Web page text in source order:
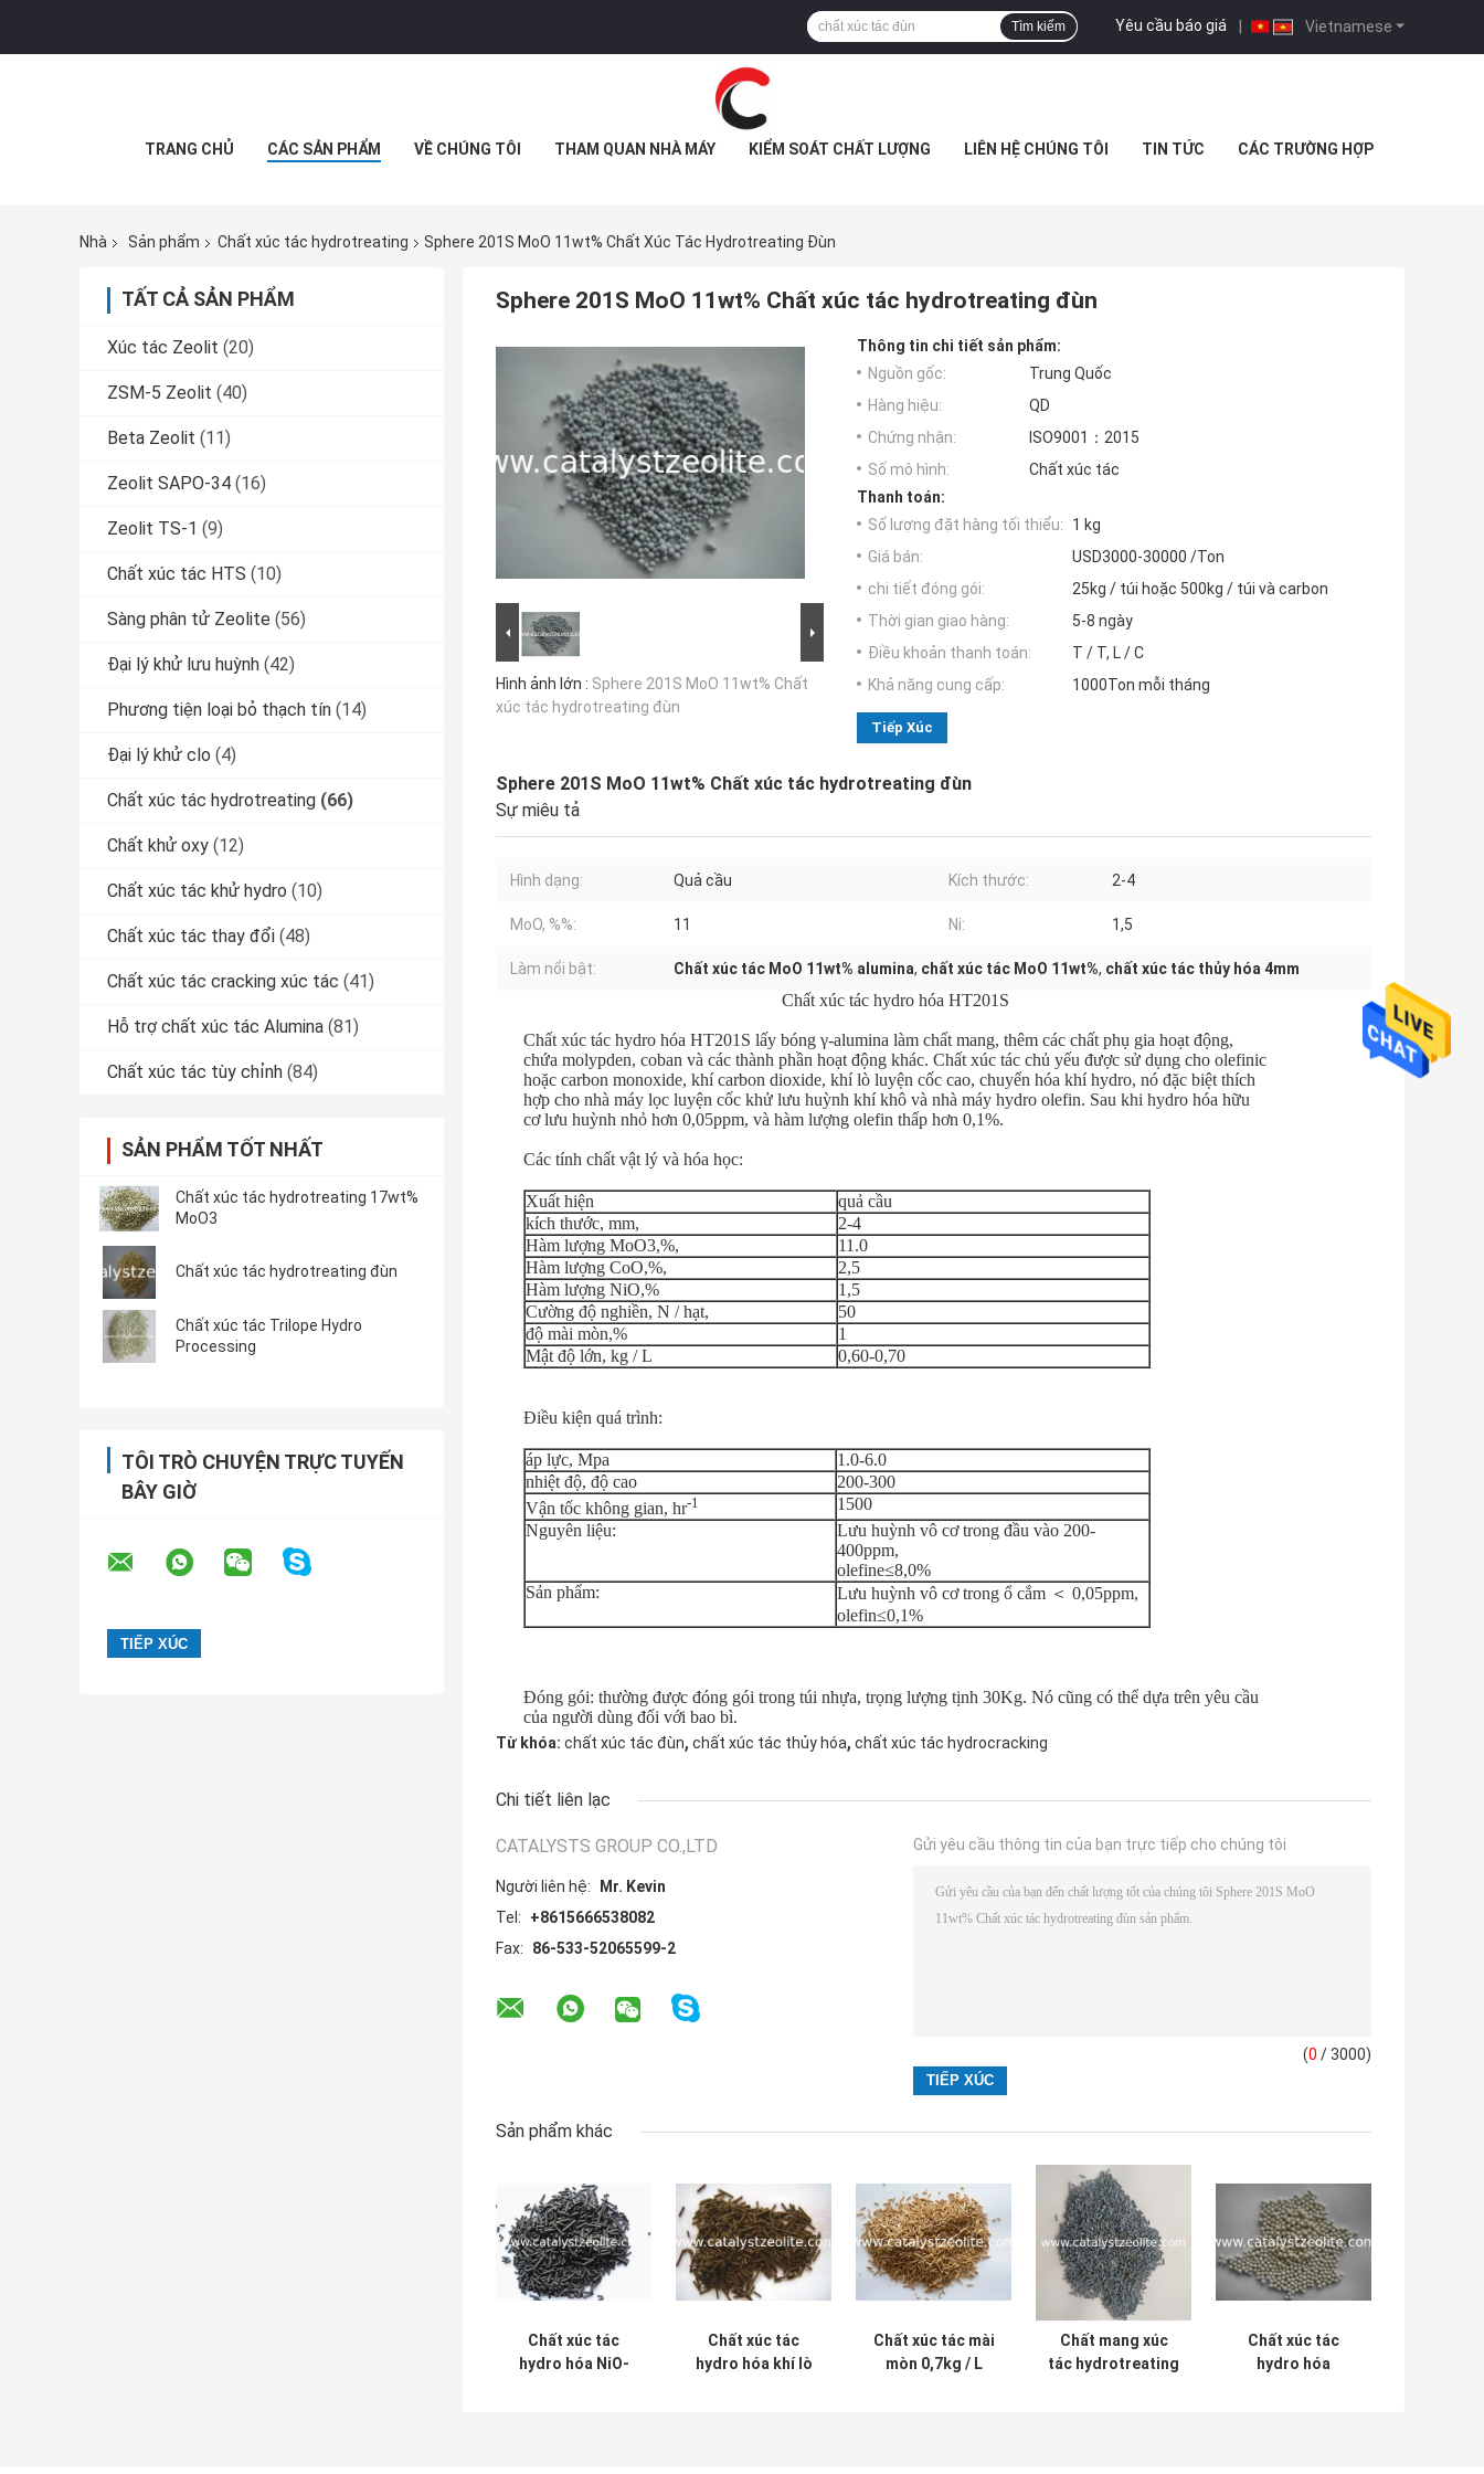
Vietnamese
Yêu cầu báo giá |
Tìm kiếm
TRANG CHỦ CÁC SẢN PHẨM VỀ CHÚNG TÔI THAM QUAN NHÀ MÁY KIỂM SOÁT CHẤT LƯỢNG LIÊN HỆ CHÚNG TÔI TIN TỨC CÁC TRƯỜNG HỢP
Nhà Sản phẩm Chất xúc tác hydrotreating Sphere 201S MoO 11wt% Chất Xúc Tác Hydrotreating Đùn
TẤT CẢ SẢN PHẨM
Xúc tác Zeolit (20)
ZSM-5 Zeolit (40)
Beta Zeolit (11)
Zeolit ​​SAPO-34 (16)
Zeolit ​​TS-1 (9)
Chất xúc tác HTS (10)
Sàng phân tử Zeolite (56)
Đại lý khử lưu huỳnh (42)
Phương tiện loại bỏ thạch tín (14)
Đại lý khử clo (4)
Chất xúc tác hydrotreating (66)
Chất khử oxy (12)
Chất xúc tác khử hydro (10)
Chất xúc tác thay đổi (48)
Chất xúc tác cracking xúc tác (41)
Hỗ trợ chất xúc tác Alumina (81)
Chất xúc tác tùy chỉnh (84)
SẢN PHẨM TỐT NHẤT
Chất xúc tác hydrotreating 17wt%
MoO3
Chất xúc tác hydrotreating đùn
Chất xúc tác Trilope Hydro
Processing
TÔI TRÒ CHUYỆN TRỰC TUYẾN
BÂY GIỜ
Sphere 201S MoO 11wt% Chất xúc tác hydrotreating đùn
Hình ảnh lớn : Sphere 201S MoO 11wt% Chất
xúc tác hydrotreating đùn
Thông tin chi tiết sản phẩm:
Nguồn gốc:
Trung Quốc
Hàng hiệu:
QD
Chứng nhận:
ISO9001：2015
Số mô hình:
Chất xúc tác
Thanh toán:
Số lượng đặt hàng tối thiểu:
1 kg
Giá bán:
USD3000-30000 /Ton
chi tiết đóng gói:
25kg / túi hoặc 500kg / túi và carbon
Thời gian giao hàng:
5-8 ngày
Điều khoản thanh toán:
T / T, L / C
Khả năng cung cấp:
1000Ton mỗi tháng
Tiếp Xúc
Sphere 201S MoO 11wt% Chất xúc tác hydrotreating đùn
Sự miêu tả
Hình dạng: Quả cầu Kích thước: 2-4
MoO, %%: 11 Ni: 1,5
Làm nổi bật: Chất xúc tác MoO 11wt% alumina, chất xúc tác MoO 11wt%, chất xúc tác thủy hóa 4mm
Chất xúc tác hydro hóa HT201S
Chất xúc tác hydro hóa HT201S lấy bóng γ-alumina làm chất mang, thêm các chất phụ gia hoạt động,
chứa molypden, coban và các thành phần hoạt động khác. Chất xúc tác chủ yếu được sử dụng cho olefinic
hoặc carbon monoxide, khí carbon dioxide, khí lò luyện cốc cao, chuyển hóa khí hydro, nó đặc biệt thích
hợp cho nhà máy lọc luyện cốc khử lưu huỳnh khí khô và nhà máy hydro olefin. Sau khi hydro hóa hữu
cơ lưu huỳnh nhỏ hơn 0,05ppm, và hàm lượng olefin thấp hơn 0,1%.
Các tính chất vật lý và hóa học:
Xuất hiện
quả cầu
kích thước, mm,
2-4
Hàm lượng MoO3,%,
11.0
Hàm lượng CoO,%,
2,5
Hàm lượng NiO,%
1,5
Cường độ nghiền, N / hạt,
50
độ mài mòn,%
1
Mật độ lớn, kg / L
0,60-0,70
Điều kiện quá trình:
áp lực, Mpa
1.0-6.0
nhiệt độ, độ cao
200-300
Vận tốc không gian, hr-1
1500
Nguyên liệu:
Lưu huỳnh vô cơ trong đầu vào 200-
400ppm,
olefine≤8,0%
Sản phẩm:
Lưu huỳnh vô cơ trong ổ cắm ＜ 0,05ppm,
olefin≤0,1%
Đóng gói: thường được đóng gói trong túi nhựa, trọng lượng tịnh 30Kg. Nó cũng có thể dựa trên yêu cầu
của người dùng đối với bao bì.
Từ khóa: chất xúc tác đùn, chất xúc tác thủy hóa, chất xúc tác hydrocracking
Chi tiết liên lạc
CATALYSTS GROUP CO.,LTD
Người liên hệ:
Mr. Kevin
Tel:
+8615666538082
Fax:
86-533-52065599-2
Gửi yêu cầu thông tin của bạn trực tiếp cho chúng tôi
(0 / 3000)
Sản phẩm khác
Chất xúc tác
hydro hóa NiO-
Chất xúc tác
hydro hóa khí lò
Chất xúc tác mài
mòn 0,7kg / L
Chất mang xúc
tác hydrotreating
Chất xúc tác
hydro hóa